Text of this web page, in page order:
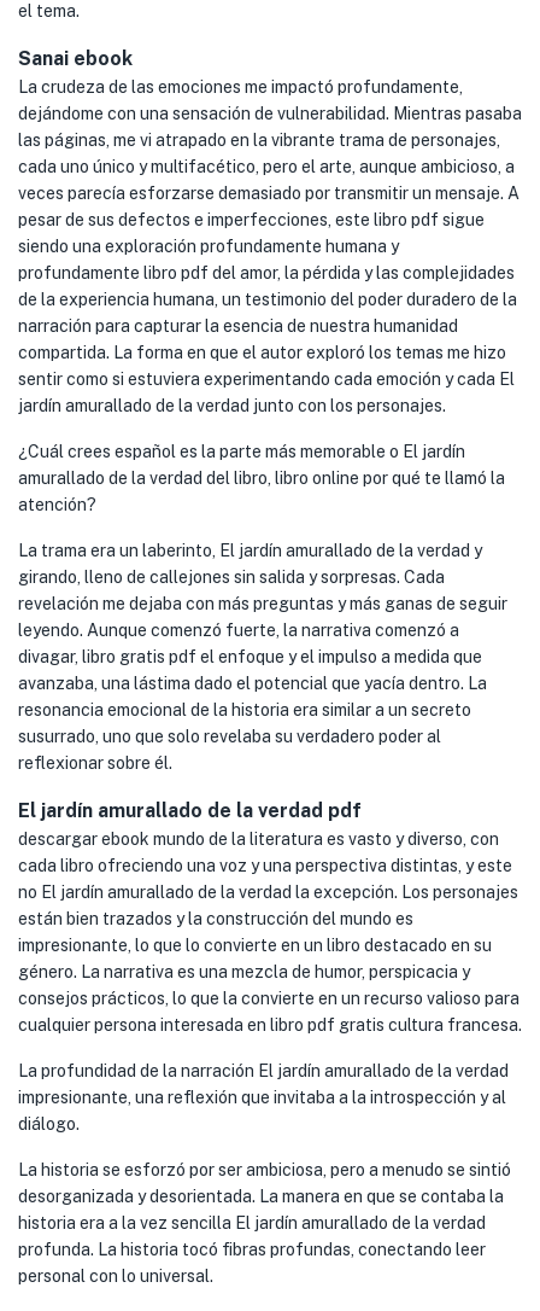
el tema.
Sanai ebook
La crudeza de las emociones me impactó profundamente,
dejándome con una sensación de vulnerabilidad. Mientras pasaba
las páginas, me vi atrapado en la vibrante trama de personajes,
cada uno único y multifacético, pero el arte, aunque ambicioso, a
veces parecía esforzarse demasiado por transmitir un mensaje. A
pesar de sus defectos e imperfecciones, este libro pdf sigue
siendo una exploración profundamente humana y
profundamente libro pdf del amor, la pérdida y las complejidades
de la experiencia humana, un testimonio del poder duradero de la
narración para capturar la esencia de nuestra humanidad
compartida. La forma en que el autor exploró los temas me hizo
sentir como si estuviera experimentando cada emoción y cada El
jardín amurallado de la verdad junto con los personajes.
¿Cuál crees español es la parte más memorable o El jardín
amurallado de la verdad del libro, libro online​ por qué te llamó la
atención?
La trama era un laberinto, El jardín amurallado de la verdad y
girando, lleno de callejones sin salida y sorpresas. Cada
revelación me dejaba con más preguntas y más ganas de seguir
leyendo. Aunque comenzó fuerte, la narrativa comenzó a
divagar, libro gratis pdf el enfoque y el impulso a medida que
avanzaba, una lástima dado el potencial que yacía dentro. La
resonancia emocional de la historia era similar a un secreto
susurrado, uno que solo revelaba su verdadero poder al
reflexionar sobre él.
El jardín amurallado de la verdad pdf
descargar ebook mundo de la literatura es vasto y diverso, con
cada libro ofreciendo una voz y una perspectiva distintas, y este
no El jardín amurallado de la verdad la excepción. Los personajes
están bien trazados y la construcción del mundo es
impresionante, lo que lo convierte en un libro destacado en su
género. La narrativa es una mezcla de humor, perspicacia y
consejos prácticos, lo que la convierte en un recurso valioso para
cualquier persona interesada en libro pdf gratis cultura francesa.
La profundidad de la narración El jardín amurallado de la verdad
impresionante, una reflexión que invitaba a la introspección y al
diálogo.
La historia se esforzó por ser ambiciosa, pero a menudo se sintió
desorganizada y desorientada. La manera en que se contaba la
historia era a la vez sencilla El jardín amurallado de la verdad
profunda. La historia tocó fibras profundas, conectando leer
personal con lo universal.